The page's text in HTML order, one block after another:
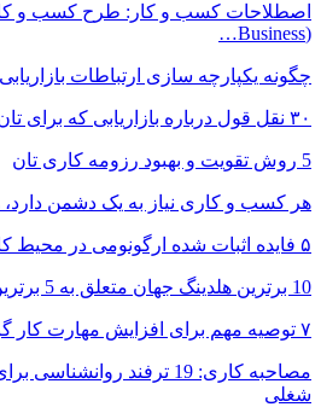
اصطلاحات کسب و کار: طرح کسب و کار
(Business…
چگونه یکپارچه سازی ارتباطات
۳۰ نقل قول درباره بازاریابی که برای تان الهام بخش هستند
5 روش تقویت و بهبود رزومه کاری تان
هر کسب و کاری نیاز به یک دشمن دارد،
۵ فایده اثبات شده ارگونومی در محیط کار
10 برترین هلدینگ جهان متعلق به 5 برترین مدیر پول
۷ توصیه مهم برای افزایش مهارت کار گروهی که روی همه تاثیر…
مصاحبه کاری: 19 ترفند
شغلی